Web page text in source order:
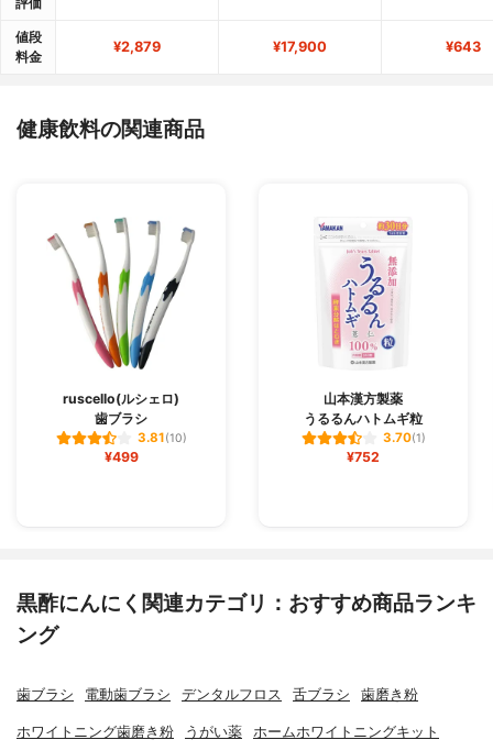
値段
料金
¥2,879 ¥17,900 ¥643
健康飲料の関連商品
ruscello(ルシェロ)
歯ブラシ
3.81(10)
¥499
山本漢方製薬
うるるんハトムギ粒
3.70(1)
¥752
黒酢にんにく関連カテゴリ：おすすめ商品ランキ
ング
歯ブラシ 電動歯ブラシ デンタルフロス 舌ブラシ 歯磨き粉
ホワイトニング歯磨き粉 うがい薬 ホームホワイトニングキット